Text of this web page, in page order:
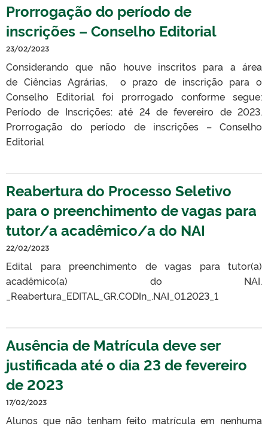
Prorrogação do período de
inscrições – Conselho Editorial
23/02/2023
Considerando que não houve inscritos para a área
de Ciências Agrárias, o prazo de inscrição para o
Conselho Editorial foi prorrogado conforme segue:
Período de Inscrições: até 24 de fevereiro de 2023.
Prorrogação do período de inscrições – Conselho
Editorial
Reabertura do Processo Seletivo
para o preenchimento de vagas para
tutor/a acadêmico/a do NAI
22/02/2023
Edital para preenchimento de vagas para tutor(a)
acadêmico(a) do NAI.
_Reabertura_EDITAL_GR.CODIn_.NAI_01.2023_1
Ausência de Matrícula deve ser
justificada até o dia 23 de fevereiro
de 2023
17/02/2023
Alunos que não tenham feito matrícula em nenhuma